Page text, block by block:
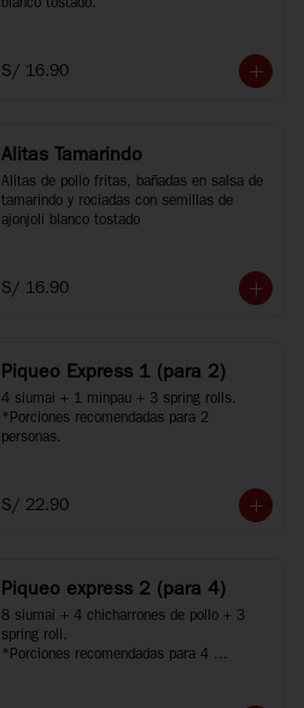
blanco tostado.
S/ 16.90
Alitas Tamarindo
Alitas de pollo fritas, bañadas en salsa de
tamarindo y rociadas con semillas de
ajonjoli blanco tostado
S/ 16.90
Piqueo Express 1 (para 2)
4 siumai + 1 minpau + 3 spring rolls.
*Porciones recomendadas para 2
personas.
S/ 22.90
Piqueo express 2 (para 4)
8 siumai + 4 chicharrones de pollo + 3
spring roll.
*Porciones recomendadas para 4